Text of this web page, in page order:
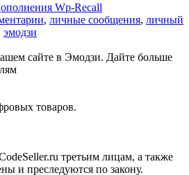
Wp-Recall
, личные сообщения, личный
эмодзи
сайте в Эмодзи. Дайте больше
товаров.
третьим лицам, а также
и преследуются по закону.